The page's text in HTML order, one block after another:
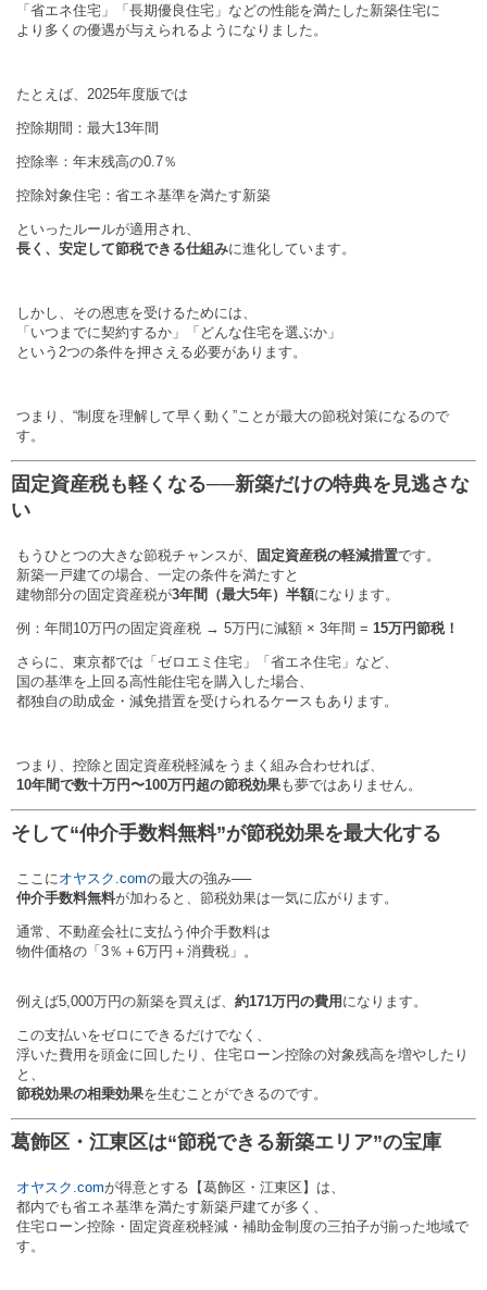
「省エネ住宅」「長期優良住宅」などの性能を満たした新築住宅に
より多くの優遇が与えられるようになりました。
たとえば、2025年度版では
控除期間：最大13年間
控除率：年末残高の0.7％
控除対象住宅：省エネ基準を満たす新築
といったルールが適用され、
長く、安定して節税できる仕組みに進化しています。
しかし、その恩恵を受けるためには、
「いつまでに契約するか」「どんな住宅を選ぶか」
という2つの条件を押さえる必要があります。
つまり、“制度を理解して早く動く”ことが最大の節税対策になるので
す。
固定資産税も軽くなる──新築だけの特典を見逃さな
い
もうひとつの大きな節税チャンスが、 固定資産税の軽減措置です。
新築一戸建ての場合、一定の条件を満たすと
建物部分の固定資産税が3年間（最大5年）半額になります。
例：年間10万円の固定資産税 → 5万円に減額 × 3年間 = 15万円節税！
さらに、東京都では「ゼロエミ住宅」「省エネ住宅」など、
国の基準を上回る高性能住宅を購入した場合、
都独自の助成金・減免措置を受けられるケースもあります。
つまり、控除と固定資産税軽減をうまく組み合わせれば、
10年間で数十万円〜100万円超の節税効果も夢ではありません。
そして“仲介手数料無料”が節税効果を最大化する
ここに オヤスク.comの最大の強み──
仲介手数料無料が加わると、節税効果は一気に広がります。
通常、不動産会社に支払う仲介手数料は
物件価格の「3％＋6万円＋消費税」。
例えば5,000万円の新築を買えば、 約171万円の費用になります。
この支払いをゼロにできるだけでなく、
浮いた費用を頭金に回したり、住宅ローン控除の対象残高を増やしたり
と、
節税効果の相乗効果を生むことができるのです。
葛飾区・江東区は“節税できる新築エリア”の宝庫
オヤスク.comが得意とする【葛飾区・江東区】は、
都内でも省エネ基準を満たす新築戸建てが多く、
住宅ローン控除・固定資産税軽減・補助金制度の三拍子が揃った地域で
す。